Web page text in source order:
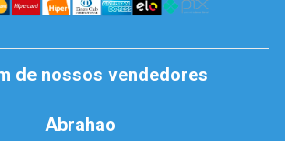
de nossos vendedores
Abrahao